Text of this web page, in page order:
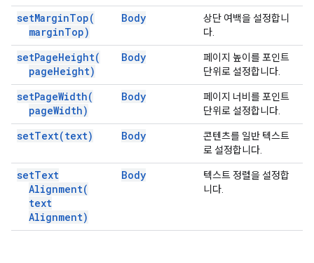
setMarginTop(
marginTop)
Body
상단 여백을 설정합니
다.
setPageHeight(
pageHeight)
Body
페이지 높이를 포인트
단위로 설정합니다.
setPageWidth(
pageWidth)
Body
페이지 너비를 포인트
단위로 설정합니다.
setText(text) Body
콘텐츠를 일반 텍스트
로 설정합니다.
setText
Alignment(
text
Alignment)
Body
텍스트 정렬을 설정합
니다.